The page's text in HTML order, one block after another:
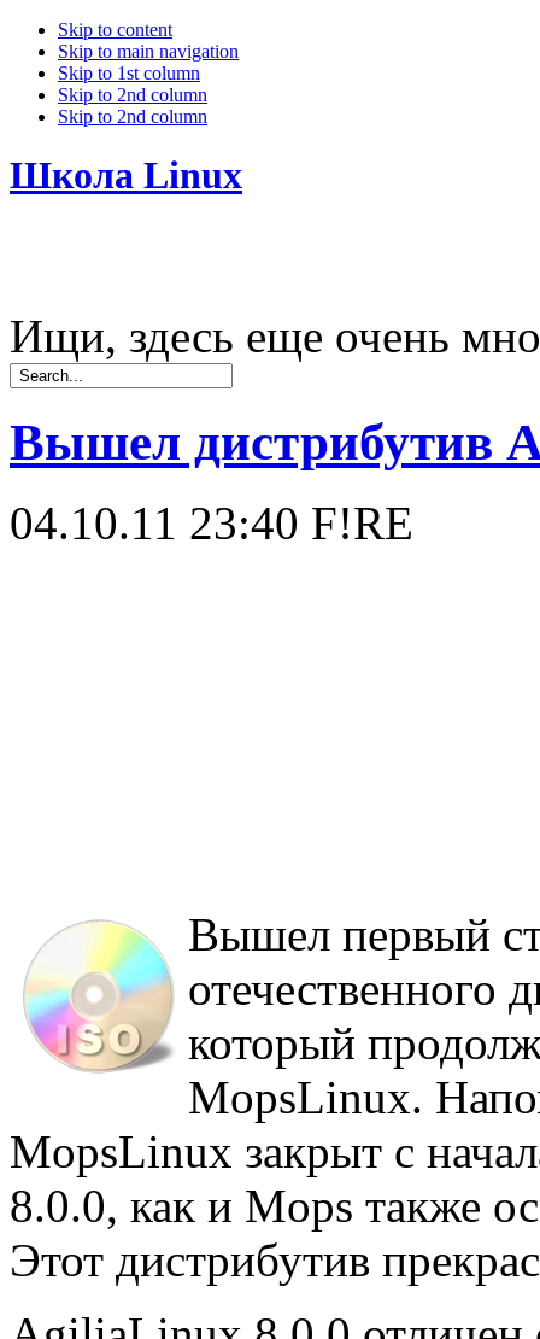
Skip to content
Skip to main navigation
Skip to 1st column
Skip to 2nd column
Skip to 2nd column
Школа Linux
Ищи, здесь еще очень
Вышел дистрибутив
04.10.11 23:40 F!RE
Вышел первый
отечественного
который
MopsLinux.
MopsLinux закрыт с
8.0.0, как и Mops также
Этот дистрибутив